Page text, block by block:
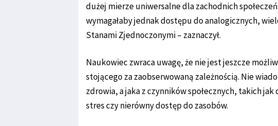
dużej mierze uniwersalne dla zachodnich
wymagałaby jednak dostępu do analogicznych,
Stanami Zjednoczonymi – zaznaczył.
Naukowiec zwraca uwagę, że nie jest jeszcze
stojącego za zaobserwowaną zależnością. Nie
zdrowia, a jaka z czynników społecznych, takich
stres czy nierówny dostęp do zasobów.